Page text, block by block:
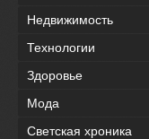
Недвижимость
Технологии
Здоровье
Мода
Светская хроника